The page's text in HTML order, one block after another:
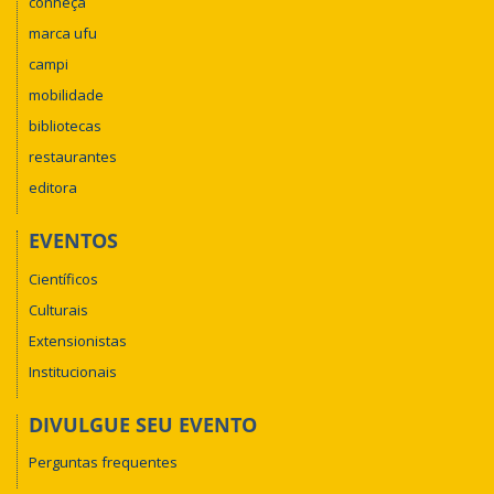
marca ufu
campi
mobilidade
bibliotecas
restaurantes
editora
EVENTOS
Científicos
Culturais
Extensionistas
Institucionais
DIVULGUE SEU EVENTO
Perguntas frequentes